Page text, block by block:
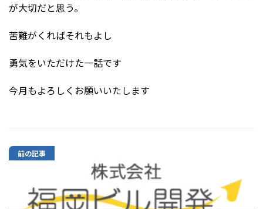
が大切だと思う。
苦難がくればそれもよし
勇気をいただけた一話です
今月もよろしくお願いいたします
前の記事